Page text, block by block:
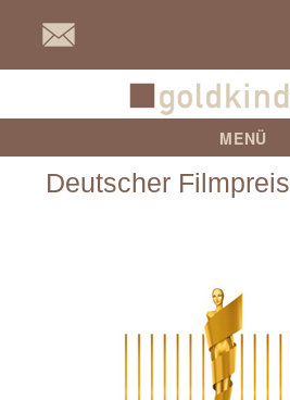
MENÜ
Deutscher Filmpreis